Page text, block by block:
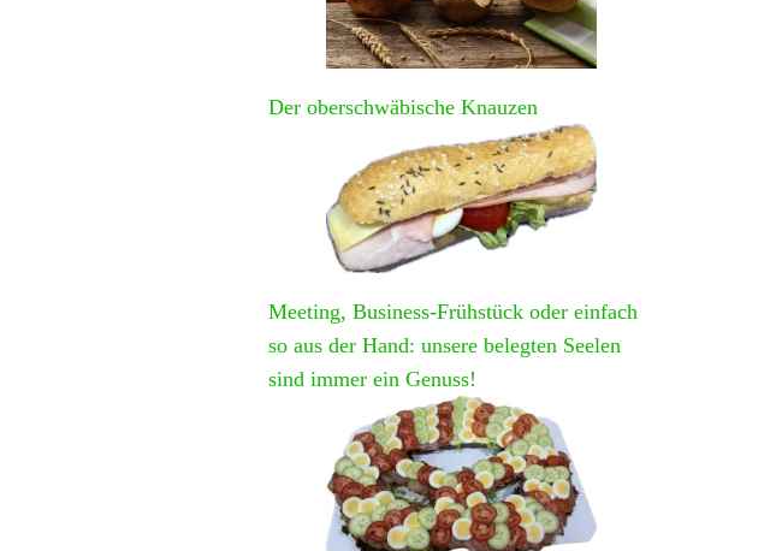
Der oberschwäbische Knauzen
Meeting, Business-Frühstück oder einfach
so aus der Hand: unsere belegten Seelen
sind immer ein Genuss!